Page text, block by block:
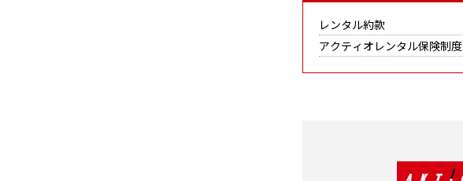
レンタル約款
アクティオレンタル保険制度